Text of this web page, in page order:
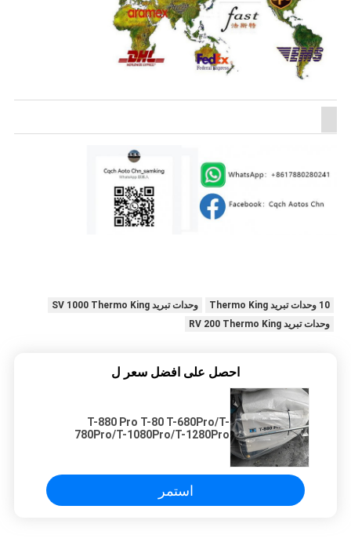
10 وحدات تبريد Thermo King
وحدات تبريد SV 1000 Thermo King
وحدات تبريد RV 200 Thermo King
احصل على افضل سعر ل
T-880 Pro T-80 T-680Pro/T-
780Pro/T-1080Pro/T-1280Pro
استمر